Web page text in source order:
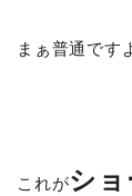
まぁ普通です
これがシ